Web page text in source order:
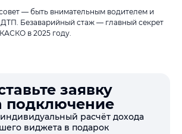
— быть внимательным водителем и
ДТП. Безаварийный стаж — главный секрет
в 2025 году.
заявку
подключение
расчёт дохода
виджета в подарок